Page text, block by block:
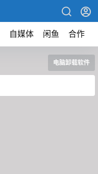
自媒体 闲鱼 合作
电脑卸载软件